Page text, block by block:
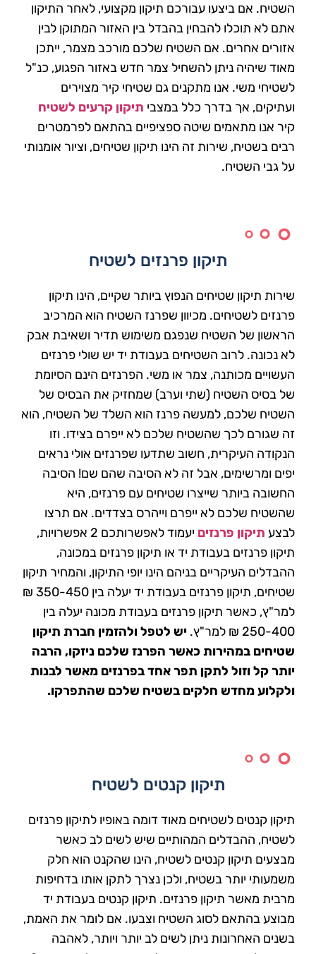
השטיח. אם ביצעו עבורכם תיקון מקצועי, לאחר התיקון
אתם לא תוכלו להבחין בהבדל בין האזור המתוקן לבין
אזורים אחרים. אם השטיח שלכם מורכב מצמר, ייתכן
מאוד שיהיה ניתן להשחיל צמר חדש באזור הפגוע, כנ"ל
לשטיחי משי. אנו מתקנים גם שטיחי קיר מצוירים
ועתיקים, אך בדרך כלל במצבי תיקון קרעים לשטיח
קיר אנו מתאמים שיטה ספציפיים בהתאם לפרמטרים
רבים בשטיח, שירות זה הינו תיקון שטיחים, וציור אומנותי
על גבי השטיח.
תיקון פרנזים לשטיח
שירות תיקון שטיחים הנפוץ ביותר שקיים, הינו תיקון
פרנזים לשטיחים. מכיוון שפרנז השטיח הוא המרכיב
הראשון של השטיח שנפגם משימוש תדיר ושאיבת אבק
לא נכונה. לרוב השטיחים בעבודת יד יש שולי פרנזים
העשויים מכותנה, צמר או משי. הפרנזים הינם הסיומת
של בסיס השטיח (שתי וערב) שמחזיק את הבסיס של
השטיח שלכם, למעשה פרנז הוא השלד של השטיח, הוא
זה שגורם לכך שהשטיח שלכם לא ייפרם בצידו. וזו
הנקודה העיקרית, חשוב שתדעו שפרנזים אולי נראים
יפים ומרשימים, אבל זה לא הסיבה שהם שם! הסיבה
החשובה ביותר שייצרו שטיחים עם פרנזים, היא
שהשטיח שלכם לא ייפרם וייהרס בצדדים. אם תרצו
לבצע תיקון פרנזים
יעמוד לאפשרותכם 2 אפשרויות,
תיקון פרנזים בעבודת יד או תיקון פרנזים במכונה,
ההבדלים העיקריים בניהם הינו יופי התיקון, והמחיר תיקון
שטיחים, תיקון פרנזים בעבודת יד יעלה בין 350-450 ₪
למר"ץ, כאשר תיקון פרנזים בעבודת מכונה יעלה בין
250-400 ₪ למר"ץ.
יש לטפל ולהזמין חברת תיקון
שטיחים במהירות כאשר הפרנז שלכם ניזקו, הרבה
יותר קל וזול לתקן תפר אחד בפרנזים מאשר לבנות
ולקלוע מחדש חלקים בשטיח שלכם שהתפרקו.
תיקון קנטים לשטיח
תיקון קנטים לשטיחים מאוד דומה באופיו לתיקון פרנזים
לשטיח, ההבדלים המהותיים שיש לשים לב כאשר
מבצעים תיקון קנטים לשטיח, הינו שהקנט הוא חלק
משמעותי יותר בשטיח, ולכן נצרך לתקן אותו בדחיפות
מרבית מאשר תיקון פרנזים. תיקון קנטים בעבודת יד
מבוצע בהתאם לסוג השטיח וצבעו. אם לומר את האמת,
בשנים האחרונות ניתן לשים לב יותר ויותר, לאהבה